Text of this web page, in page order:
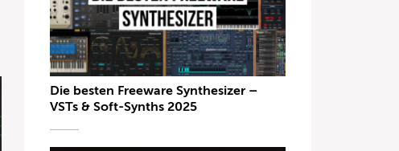
Die besten Freeware Synthesizer –
VSTs & Soft-Synths 2025